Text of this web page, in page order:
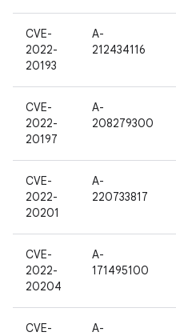
CVE-
2022-
20193
A-
212434116
CVE-
2022-
20197
A-
208279300
CVE-
2022-
20201
A-
220733817
CVE-
2022-
20204
A-
171495100
CVE-
A-